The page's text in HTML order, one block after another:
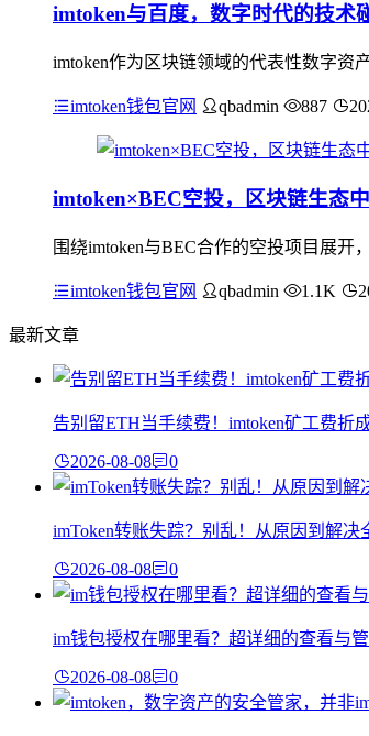
imtoken与百度，数字时代的技术
imtoken作为区块链领域的代表性数字资
imtoken钱包官网 qbadmin 887
imtoken×BEC空投，区块链生态
围绕imtoken与BEC合作的空投项目展
imtoken钱包官网 qbadmin 1.1K
最新文章
告别留ETH当手续费！imtoken矿工费折
2026-08-08 0
imToken转账失踪？别乱！从原因到解决
2026-08-08 0
im钱包授权在哪里看？超详细的查看与
2026-08-08 0